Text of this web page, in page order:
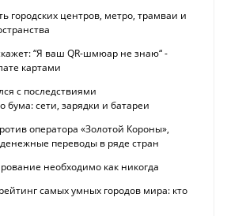
городских центров, метро, трамваи и
“Я ваш QR-шмюар не знаю“ -
картами
с последствиями
бума: сети, зарядки и батареи
оператора «Золотой Короны»,
переводы в ряде стран
необходимо как никогда
самых умных городов мира: кто